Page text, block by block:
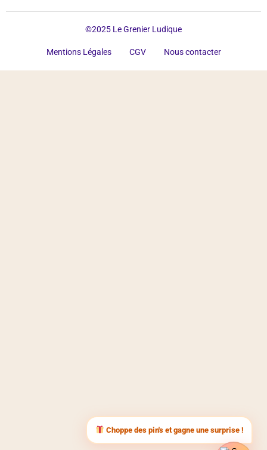
©2025 Le Grenier Ludique
Mentions Légales CGV Nous contacter
Choppe des pin's et gagne une surprise !